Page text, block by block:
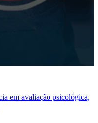
em avaliação psicológica,